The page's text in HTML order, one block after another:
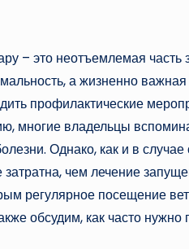
– это неотъемлемая
а жизненно
профилактические
многие владельцы
Однако, как и в
чем лечение
регулярное посещение
обсудим, как часто